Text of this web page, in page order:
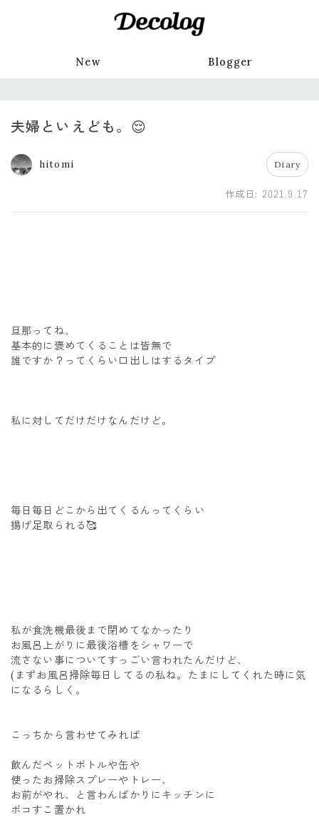
New Blogger
夫婦といえども。😌
hitomi Diary
作成日: 2021.9.17
旦那ってね、
基本的に褒めてくることは皆無で
誰ですか？ってくらい口出しはするタイプ
私に対してだけだけなんだけど。
毎日毎日どこから出てくるんってくらい
揚げ足取られる🥰
私が食洗機最後まで閉めてなかったり
お風呂上がりに最後浴槽をシャワーで
流さない事についてすっごい言われたんだけど、
(まずお風呂掃除毎日してるの私ね。たまにしてくれた時に気
になるらしく。
こっちから言わせてみれば
飲んだペットボトルや缶や
使ったお掃除スプレーやトレー、
お前がやれ、と言わんばかりにキッチンに
ボコすこ置かれ